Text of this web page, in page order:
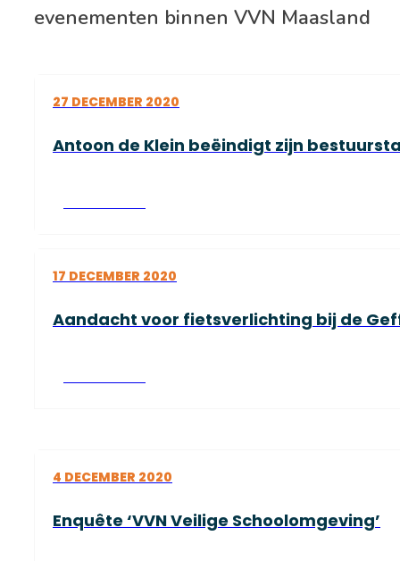
evenementen binnen VVN Maasland
27 DECEMBER 2020
Antoon de Klein beëindigt zijn
17 DECEMBER 2020
Aandacht voor fietsverlichting bij de
4 DECEMBER 2020
Enquête ‘VVN Veilige Schoolomgeving’